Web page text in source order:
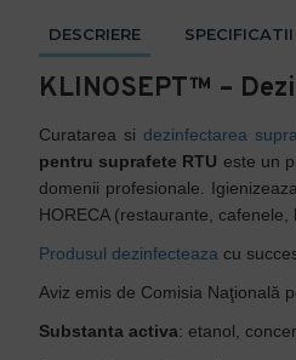
DESCRIERE SPECIFICATII
KLINOSEPT™ –
Curatarea si dezinfectarea
pentru suprafete RTU este un
domenii profesionale.
HORECA (restaurante, cafenele,
Produsul dezinfecteaza cu
Aviz emis de Comisia Naţională
Substanta activa: etanol,